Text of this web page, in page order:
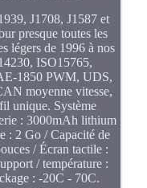
J1708, J1587 et
presque toutes les
légers de 1996 à nos
ISO15765,
1850 PWM, UDS,
moyenne vitesse,
unique. Système
: 3000mAh lithium
: 2 Go / Capacité de
/ Écran tactile :
/ température :
: -20C - 70C.